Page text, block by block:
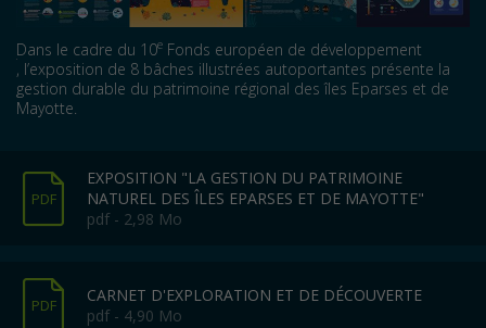
Dans le cadre du 10e Fonds européen de développement
, l’exposition de 8 bâches illustrées autoportantes présente la
gestion durable du patrimoine régional des îles Eparses et de
Mayotte.
PDF
EXPOSITION "LA GESTION DU PATRIMOINE
NATUREL DES ÎLES EPARSES ET DE MAYOTTE"
pdf - 2,98 Mo
PDF
CARNET D'EXPLORATION ET DE DÉCOUVERTE
pdf - 4,90 Mo